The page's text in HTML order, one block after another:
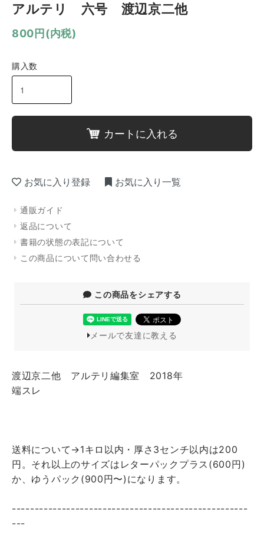
アルテリ 六号 渡辺京二他
800円(内税)
購入数
カートに入れる
お気に入り登録 お気に入り一覧
通販ガイド
返品について
書籍の状態の表記について
この商品について問い合わせる
この商品をシェアする
メールで友達に教える
渡辺京二他 アルテリ編集室 2018年
端スレ
送料について→1キロ以内・厚さ3センチ以内は200
円。それ以上のサイズはレターパックプラス(600円)
か、ゆうパック(900円〜)になります。
----------------------------------------------------
---